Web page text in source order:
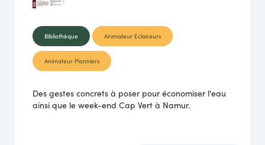
Bibliothèque Animateur Eclaireurs
Animateur Pionniers
Des gestes concrets à poser pour économiser l'eau
ainsi que le week-end Cap Vert à Namur.